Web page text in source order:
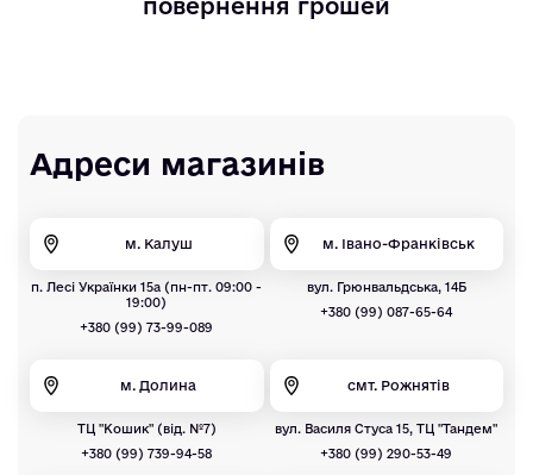
повернення грошей
Адреси магазинів
м. Калуш
п. Лесі Українки 15а (пн-пт. 09:00 -
19:00)
+380 (99) 73-99-089
м. Івано-Франківськ
вул. Грюнвальдська, 14Б
+380 (99) 087-65-64
м. Долина
ТЦ "Кошик" (від. №7)
+380 (99) 739-94-58
смт. Рожнятів
вул. Василя Стуса 15, ТЦ "Тандем"
+380 (99) 290-53-49